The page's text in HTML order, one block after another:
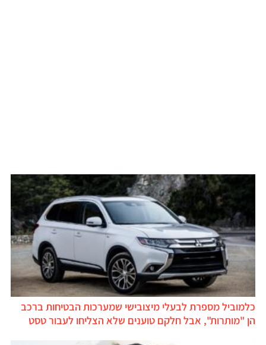
כלמוביל מספרת לבעלי מיצובישי שמערכות הבטיחות ברכב
הן "מותרות", אבל חלקם טוענים שלא הצליחו לעבור טסט